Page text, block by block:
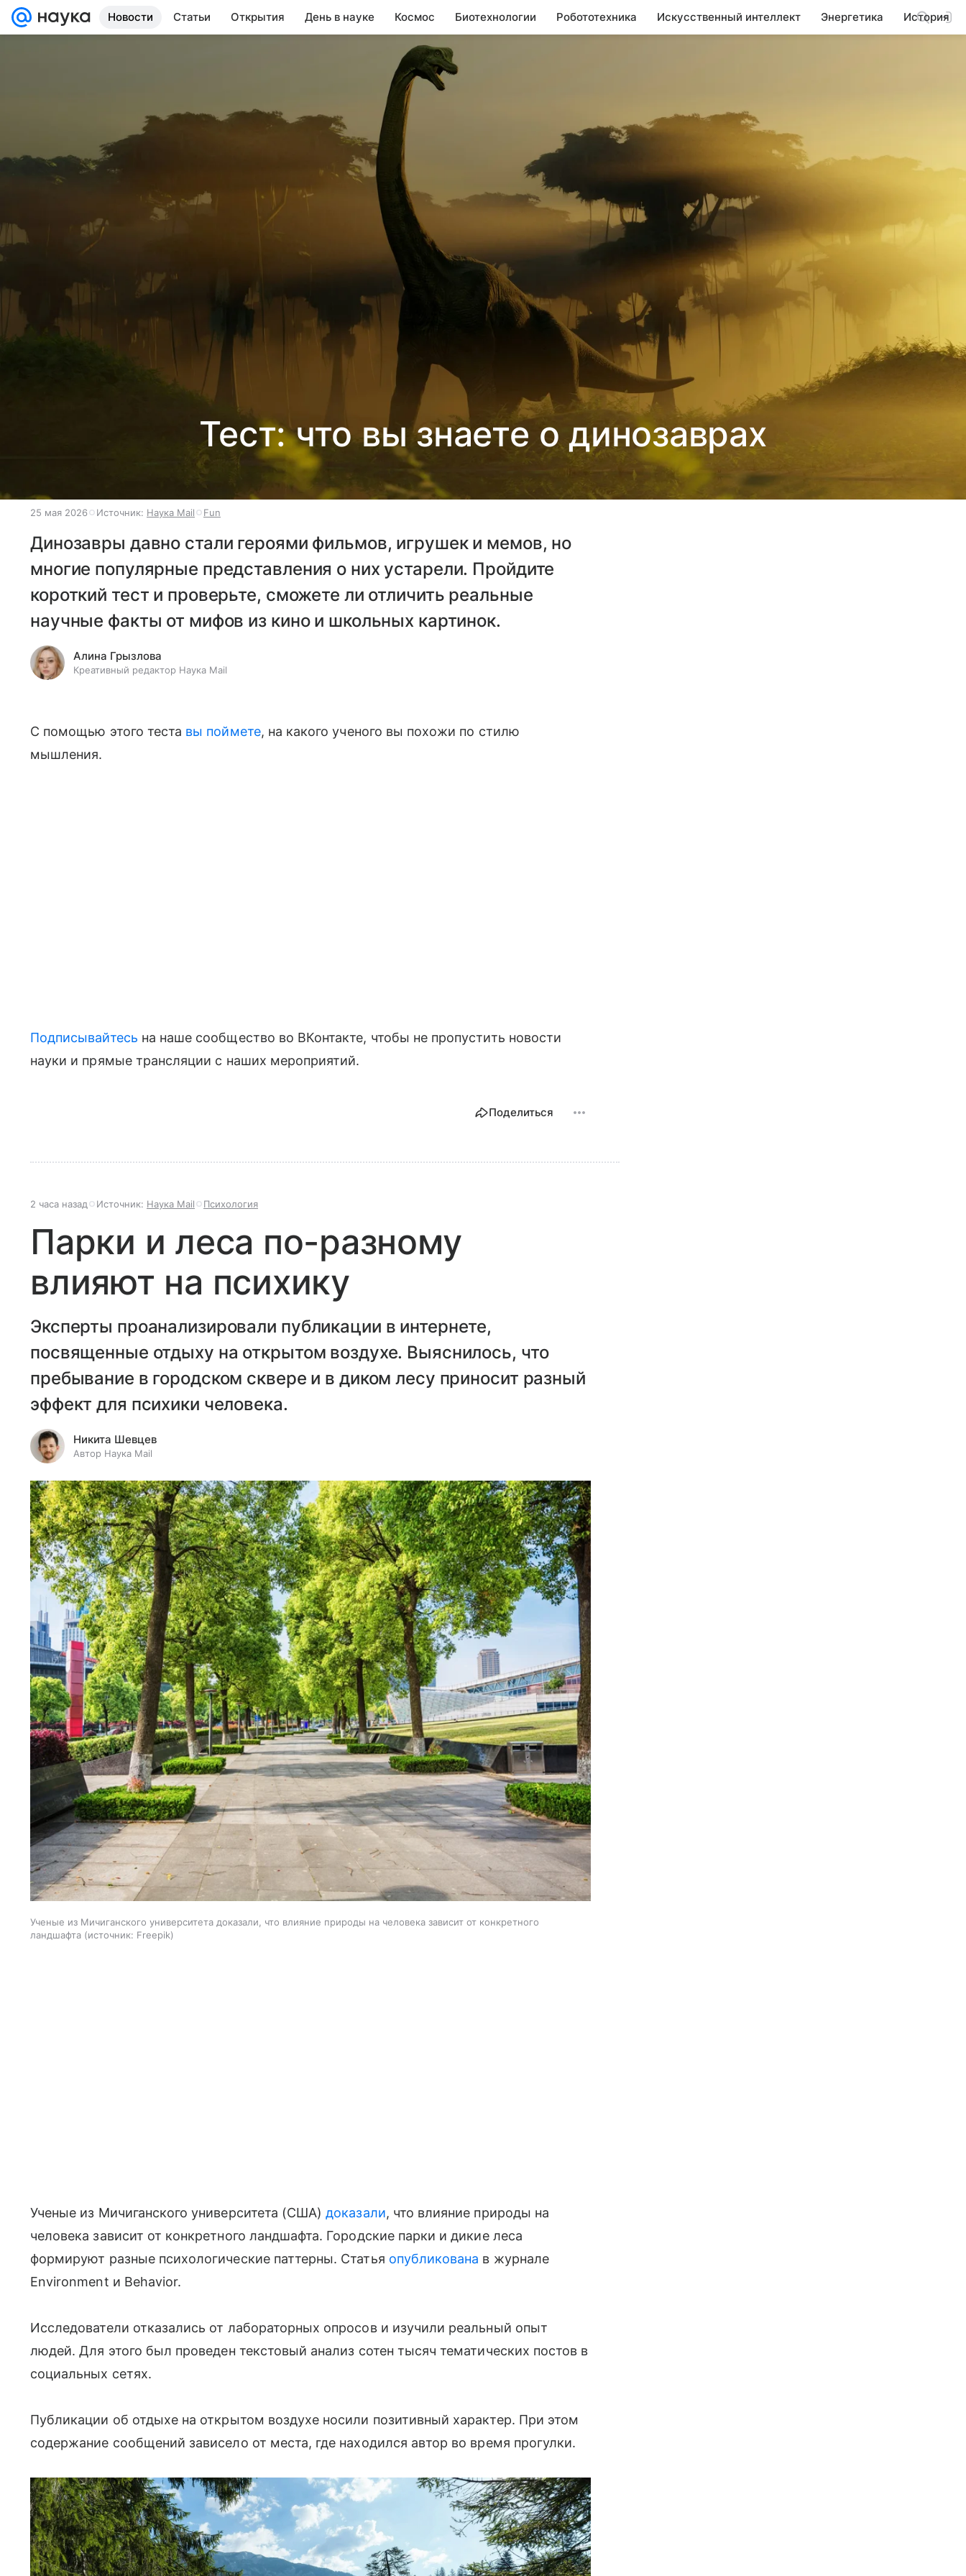
Новости Статьи Открытия День в науке Космос Биотехнологии Робототехника Искусственный интеллект Энергетика История
Тест: что вы знаете о динозаврах
25 мая 2026 Источник: Наука Mail Fun
Динозавры давно стали героями фильмов, игрушек и мемов, но
многие популярные представления о них устарели. Пройдите
короткий тест и проверьте, сможете ли отличить реальные
научные факты от мифов из кино и школьных картинок.
Алина Грызлова
Креативный редактор Наука Mail
С помощью этого теста вы поймете, на какого ученого вы похожи по стилю
мышления.
Подписывайтесь на наше сообщество во ВКонтакте, чтобы не пропустить новости
науки и прямые трансляции с наших мероприятий.
Поделиться
2 часа назад Источник: Наука Mail Психология
Парки и леса по-разному
влияют на психику
Эксперты проанализировали публикации в интернете,
посвященные отдыху на открытом воздухе. Выяснилось, что
пребывание в городском сквере и в диком лесу приносит разный
эффект для психики человека.
Никита Шевцев
Автор Наука Mail
Ученые из Мичиганского университета доказали, что влияние природы на человека зависит от конкретного
ландшафта
источник: Freepik
Ученые из Мичиганского университета (США)доказали, что влияние природы на
человека зависит от конкретного ландшафта. Городские парки и дикие леса
формируют разные психологические паттерны. Статья опубликована в журнале
Environment и Behavior.
Исследователи отказались от лабораторных опросов и изучили реальный опыт
людей. Для этого был проведен текстовый анализ сотен тысяч тематических постов в
социальных сетях.
Публикации об отдыхе на открытом воздухе носили позитивный характер. При этом
содержание сообщений зависело от места, где находился автор во время прогулки.